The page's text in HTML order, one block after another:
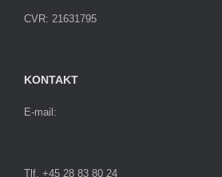
CVR: 21631795
KONTAKT
E-mail:
Tlf. +45 28 83 80 24